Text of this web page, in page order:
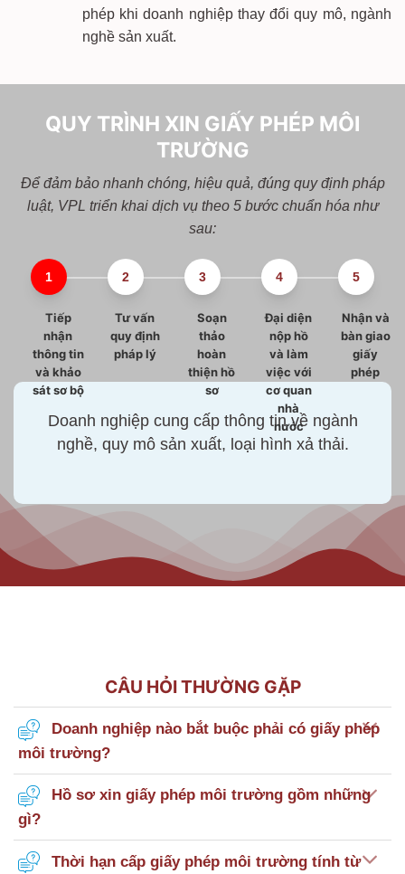
phép khi doanh nghiệp thay đổi quy mô, ngành
nghề sản xuất.
QUY TRÌNH XIN GIẤY PHÉP MÔI
TRƯỜNG
Để đảm bảo nhanh chóng, hiệu quả, đúng quy định pháp
luật, VPL triển khai dịch vụ theo 5 bước chuẩn hóa như
sau:
Tiếp
nhận
thông tin
và khảo
sát sơ bộ
Tư vấn
quy định
pháp lý
Soạn
thảo
hoàn
thiện hồ
sơ
Đại diện
nộp hồ
và làm
việc với
cơ quan
nhà
nước
Nhận và
bàn giao
giấy
phép
Doanh nghiệp cung cấp thông tin về ngành
nghề, quy mô sản xuất, loại hình xả thải.
CÂU HỎI THƯỜNG GẶP
Doanh nghiệp nào bắt buộc phải có giấy phép
môi trường?
Hồ sơ xin giấy phép môi trường gồm những
gì?
Thời hạn cấp giấy phép môi trường tính từ